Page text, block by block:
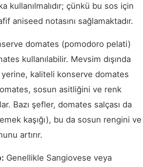
kullanılmalıdır; çünkü bu sos için
aniseed notasını sağlamaktadır.
domates (pomodoro pelati)
kullanılabilir. Mevsim dışında
kaliteli konserve domates
sosun asitliğini ve renk
Bazı şefler, domates salçası da
kaşığı), bu da sosun rengini ve
artırır.
Genellikle Sangiovese veya